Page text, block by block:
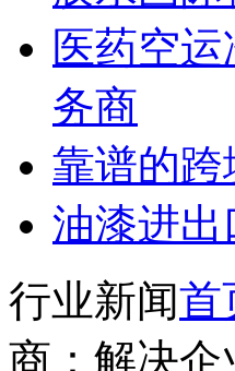
医药空
务商
靠谱的
油漆进出
行业新闻首
商：解决